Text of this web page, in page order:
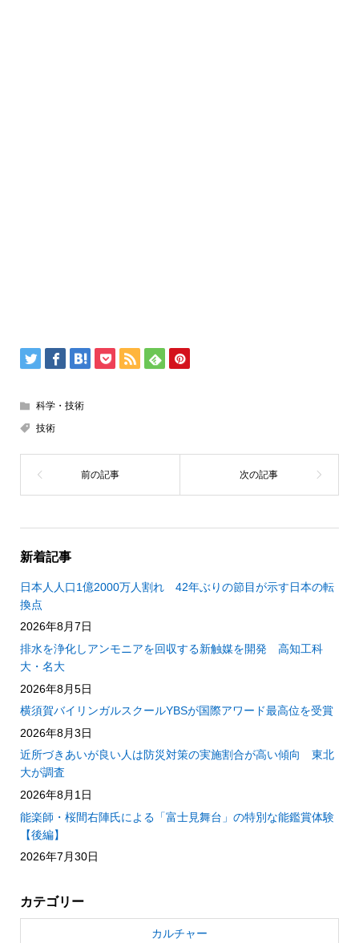
科学・技術
技術
新着記事
日本人人口1億2000万人割れ 42年ぶりの節目が示す日本の転
換点
2026年8月7日
排水を浄化しアンモニアを回収する新触媒を開発 高知工科
大・名大
2026年8月5日
横須賀バイリンガルスクールYBSが国際アワード最高位を受賞
2026年8月3日
近所づきあいが良い人は防災対策の実施割合が高い傾向 東北
大が調査
2026年8月1日
能楽師・桜間右陣氏による「富士見舞台」の特別な能鑑賞体験
【後編】
2026年7月30日
カテゴリー
カルチャー